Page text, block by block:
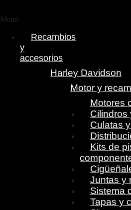
Menú
Recambios
y
accesorios
Harley Davidson
Motor y
Motores
Cilindros
Culatas
Kits de
Juntas y
Sistema
Tapas y